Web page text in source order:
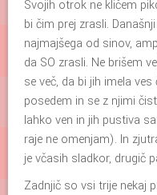
Svojih otrok ne kličem
bi čim prej zrasli.
najmajšega od sinov,
da SO zrasli. Ne brišem
se več, da bi jih imela
posedem in se z njimi
lahko ven in jih pustiva
raje ne omenjam). In
je včasih sladkor, drugič
Zadnjič so vsi trije nekaj